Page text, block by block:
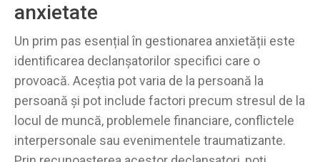
anxietate
Un prim pas esențial în gestionarea anxietății este
identificarea declanșatorilor specifici care o
provoacă. Aceștia pot varia de la persoană la
persoană și pot include factori precum stresul de la
locul de muncă, problemele financiare, conflictele
interpersonale sau evenimentele traumatizante.